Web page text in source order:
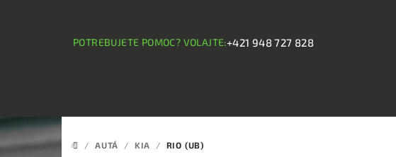
POTREBUJETE POMOC? VOLAJTE:+421 948 727 828
DOMOV
/ AUTÁ / KIA / RIO (UB)